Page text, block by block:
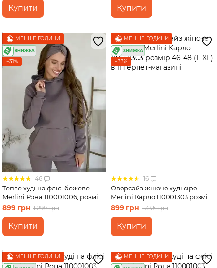
Купити Купити
МЕНШЕ ГОДИНИ
−31%
46
Тепле худі на флісі бежеве
Merlini Рона 110001006, розмір
42-44
899 грн 1 299 грн
Купити
МЕНШЕ ГОДИНИ
−33%
16
Оверсайз жіноче худі сіре
Merlini Карло 110001303 розмір
46-48 (L-XL)
899 грн 1 345 грн
Купити
МЕНШЕ ГОДИНИ МЕНШЕ ГОДИНИ